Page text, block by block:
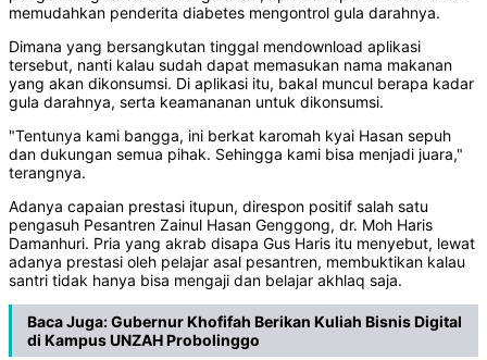
memudahkan penderita diabetes mengontrol gula darahnya.
Dimana yang bersangkutan tinggal mendownload aplikasi
tersebut, nanti kalau sudah dapat memasukan nama makanan
yang akan dikonsumsi. Di aplikasi itu, bakal muncul berapa kadar
gula darahnya, serta keamananan untuk dikonsumsi.
"Tentunya kami bangga, ini berkat karomah kyai Hasan sepuh
dan dukungan semua pihak. Sehingga kami bisa menjadi juara,"
terangnya.
Adanya capaian prestasi itupun, direspon positif salah satu
pengasuh Pesantren Zainul Hasan Genggong, dr. Moh Haris
Damanhuri. Pria yang akrab disapa Gus Haris itu menyebut, lewat
adanya prestasi oleh pelajar asal pesantren, membuktikan kalau
santri tidak hanya bisa mengaji dan belajar akhlaq saja.
Baca Juga:Gubernur Khofifah Berikan Kuliah Bisnis Digital
di Kampus UNZAH Probolinggo